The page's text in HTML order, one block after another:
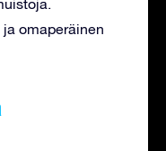
omaperäinen